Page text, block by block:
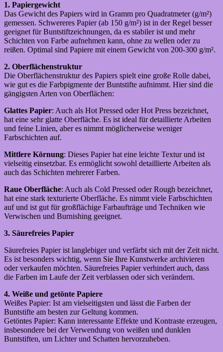
1. Papiergewicht
Das Gewicht des Papiers wird in Gramm pro Quadratmeter (g/m²)
gemessen. Schwereres Papier (ab 150 g/m²) ist in der Regel besser
geeignet für Buntstiftzeichnungen, da es stabiler ist und mehr
Schichten von Farbe aufnehmen kann, ohne zu wellen oder zu
reißen. Optimal sind Papiere mit einem Gewicht von 200-300 g/m².
2. Oberflächenstruktur
Die Oberflächenstruktur des Papiers spielt eine große Rolle dabei,
wie gut es die Farbpigmente der Buntstifte aufnimmt. Hier sind die
gängigsten Arten von Oberflächen:
Glattes Papier: Auch als Hot Pressed oder Hot Press bezeichnet,
hat eine sehr glatte Oberfläche. Es ist ideal für detaillierte Arbeiten
und feine Linien, aber es nimmt möglicherweise weniger
Farbschichten auf.
Mittlere Körnung: Dieses Papier hat eine leichte Textur und ist
vielseitig einsetzbar. Es ermöglicht sowohl detaillierte Arbeiten als
auch das Schichten mehrerer Farben.
Raue Oberfläche: Auch als Cold Pressed oder Rough bezeichnet,
hat eine stark texturierte Oberfläche. Es nimmt viele Farbschichten
auf und ist gut für großflächige Farbaufträge und Techniken wie
Verwischen und Burnishing geeignet.
3. Säurefreies Papier
Säurefreies Papier ist langlebiger und verfärbt sich mit der Zeit nicht.
Es ist besonders wichtig, wenn Sie Ihre Kunstwerke archivieren
oder verkaufen möchten. Säurefreies Papier verhindert auch, dass
die Farben im Laufe der Zeit verblassen oder sich verändern.
4. Weiße und getönte Papiere
Weißes Papier: Ist am vielseitigsten und lässt die Farben der
Buntstifte am besten zur Geltung kommen.
Getöntes Papier: Kann interessante Effekte und Kontraste erzeugen,
insbesondere bei der Verwendung von weißen und dunklen
Buntstiften, um Lichter und Schatten hervorzuheben.